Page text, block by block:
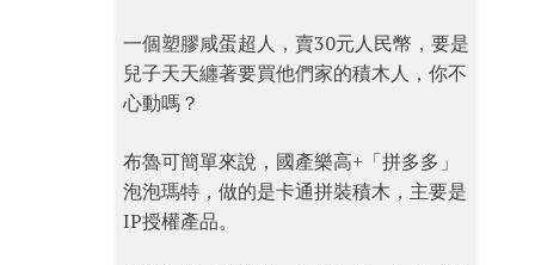
一個塑膠咸蛋超人，賣30元人民幣，要是
兒子天天纏著要買他們家的積木人，你不
心動嗎？
布魯可簡單來說，國產樂高+「拼多多」
泡泡瑪特，做的是卡通拼裝積木，主要是
IP授權產品。